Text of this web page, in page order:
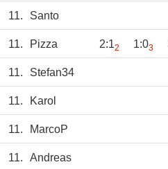
11. Santo
11. Pizza 2:12 1:03
11. Stefan34
11. Karol
11. MarcoP
11. Andreas